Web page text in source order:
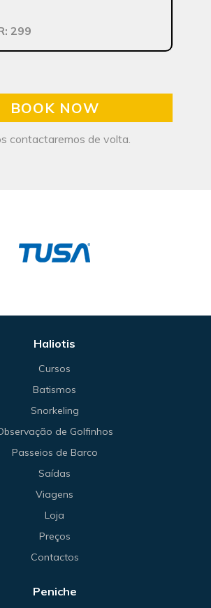
299
BOOK NOW
contactaremos de volta.
Haliotis
Cursos
Batismos
Snorkeling
de Golfinhos
Passeios de Barco
Saídas
Viagens
Loja
Preços
Contactos
Peniche